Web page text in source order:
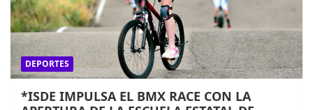
DEPORTES
*ISDE IMPULSA EL BMX RACE CON LA